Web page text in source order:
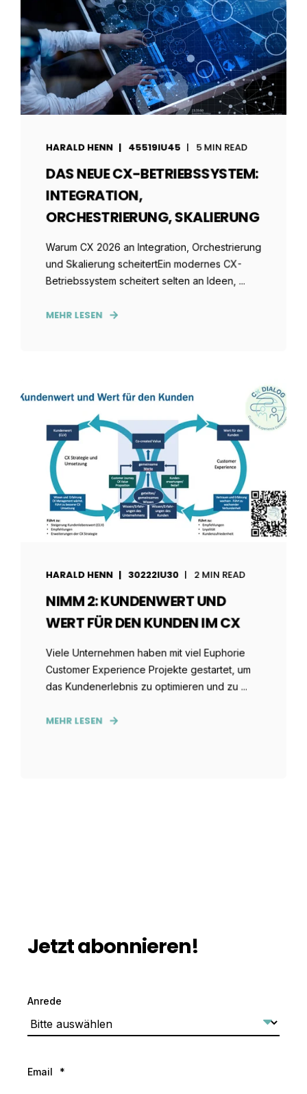
HARALD HENN 45519IU45 5 MIN READ
DAS NEUE CX-BETRIEBSSYSTEM:
INTEGRATION,
ORCHESTRIERUNG, SKALIERUNG
Warum CX 2026 an Integration, Orchestrierung
und Skalierung scheitertEin modernes CX-
Betriebssystem scheitert selten an Ideen, ...
MEHR LESEN
HARALD HENN 30222IU30 2 MIN READ
NIMM 2: KUNDENWERT UND
WERT FÜR DEN KUNDEN IM CX
Viele Unternehmen haben mit viel Euphorie
Customer Experience Projekte gestartet, um
das Kundenerlebnis zu optimieren und zu ...
MEHR LESEN
Jetzt abonnieren!
Anrede
Email *